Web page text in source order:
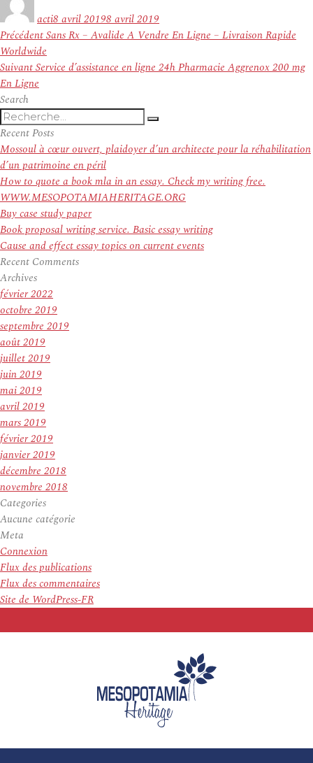
actile
8 avril 20198 avril 2019
Navigation
de
l’article
PrécédentArticle
précédent :
Sans Rx – Avalide A Vendre En Ligne – Livraison Rapide
Worldwide
SuivantArticle
suivant :
Service d’assistance en ligne 24h Pharmacie Aggrenox 200 mg
En Ligne
Search
Recherche
pour
:
Recherche
Recent Posts
Mossoul à cœur ouvert, plaidoyer d’un architecte pour la réhabilitation
d’un patrimoine en péril
How to quote a book mla in an essay. Check my writing free.
WWW.MESOPOTAMIAHERITAGE.ORG
Buy case study paper
Book proposal writing service. Basic essay writing
Cause and effect essay topics on current events
Recent Comments
Archives
février 2022
octobre 2019
septembre 2019
août 2019
juillet 2019
juin 2019
mai 2019
avril 2019
mars 2019
février 2019
janvier 2019
décembre 2018
novembre 2018
Categories
Aucune catégorie
Meta
Connexion
Flux des publications
Flux des commentaires
Site de WordPress-FR